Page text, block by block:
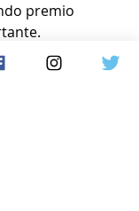
premio
años, quien
de 53 kg.